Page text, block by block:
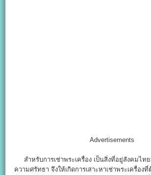
Advertisements
สำหรับการเช่าพระเครื่อง เป็นสิ่งที่อยู่สังคมไท
ความศรัทธา จึงให้เกิดการเสาะหาเช่าพระเครื่อง